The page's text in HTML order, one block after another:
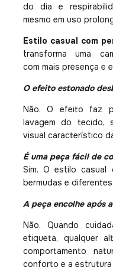
do dia e
mesmo em uso
Estilo casual com
transforma uma
com mais presença e
O efeito estonado
Não. O efeito faz
lavagem do tecido,
visual característico
É uma peça fácil de
Sim. O estilo casual
bermudas e
A peça encolhe após
Não. Quando
etiqueta, qualquer
comportamento
conforto e a estrutura